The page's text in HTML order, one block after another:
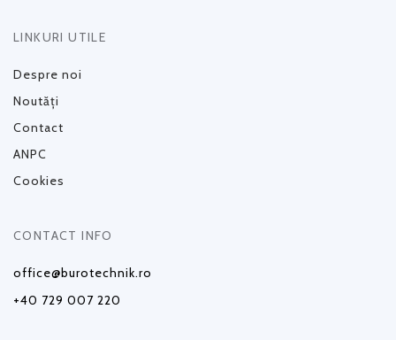
LINKURI UTILE
Despre noi
Noutăți
Contact
ANPC
Cookies
CONTACT INFO
office@burotechnik.ro
+40 729 007 220